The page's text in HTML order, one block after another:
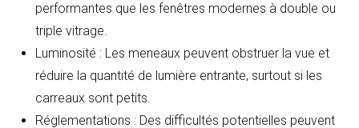
performantes que les fenêtres modernes à double ou
triple vitrage.
Luminosité : Les meneaux peuvent obstruer la vue et
réduire la quantité de lumière entrante, surtout si les
carreaux sont petits.
Réglementations : Des difficultés potentielles peuvent